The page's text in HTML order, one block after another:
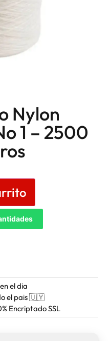
Nylon
1 – 2500
el dia
el pais 🇺🇾
Encriptado SSL